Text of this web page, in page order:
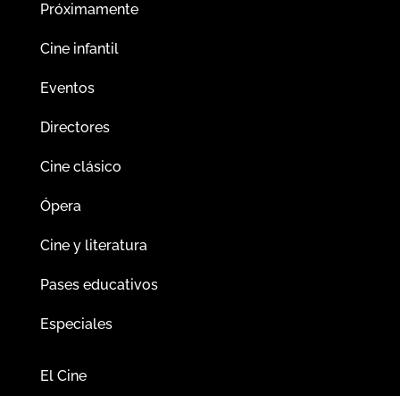
Próximamente
Cine infantil
Eventos
Directores
Cine clásico
Ópera
Cine y literatura
Pases educativos
Especiales
El Cine